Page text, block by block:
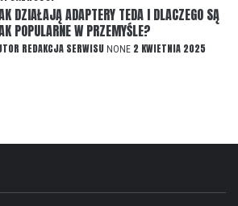
DZIAŁAJĄ ADAPTERY TEDA I DLACZEGO SĄ
POPULARNE W PRZEMYŚLE?
REDAKCJA SERWISU NONE 2 KWIETNIA 2025